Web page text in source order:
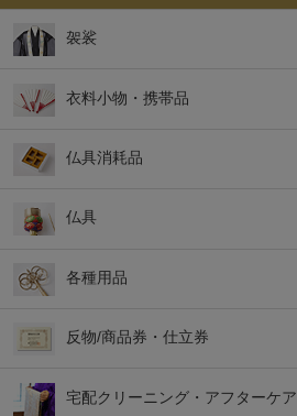
袈裟
衣料小物・携帯品
仏具消耗品
仏具
各種用品
反物/商品券・仕立券
宅配クリーニング・アフターケア